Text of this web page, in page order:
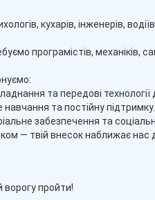
кухарів, інженерів,
програмістів, механіків,
та передові технології
навчання та постійну підтримку.
забезпечення та
— твій внесок наближає нас
ворогу пройти!